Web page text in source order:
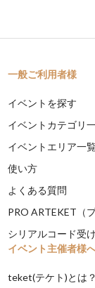
一般ご利用者様
イベントを探す
イベントカテゴリ
イベントエリア一
使い方
よくある質問
PRO ARTEKET（
シリアルコード受
イベント主催者様
teket(テケト)とは？